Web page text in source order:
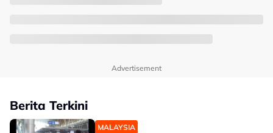
Advertisement
Berita Terkini
MALAYSIA